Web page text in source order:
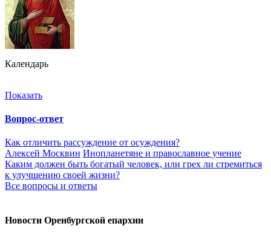
Календарь
Показать
Вопрос-ответ
Как отличить рассуждение от осуждения?
Алексей Москвин Инопланетяне и православное учение
Каким должен быть богатый человек, или грех ли стремиться
к улучшению своей жизни?
Все вопросы и ответы
Новости Оренбургской епархии